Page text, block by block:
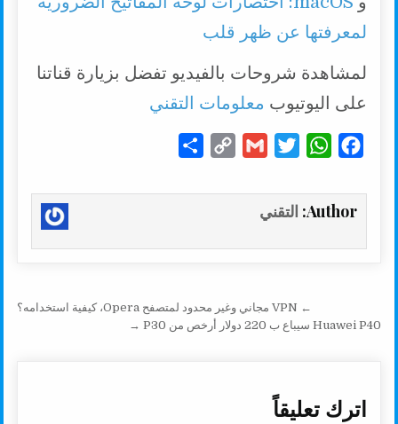
لمعرفتها عن ظهر قلب
لمشاهدة شروحات بالفيديو تفضل بزيارة قناتنا
على اليوتيوب معلومات التقني
c
e
k
W
a
t
i
t
G
a
p
k
a
Author: التقني
تصفّح المقالات
← VPN مجاني وغير محدود لمتصفح Opera، كيفية استخدامه؟
Huawei P40 سيباع ب 220 دولار أرخص من P30 →
اترك تعليقاً